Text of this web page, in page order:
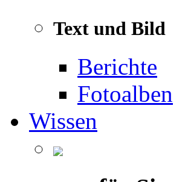
Text und Bild
Berichte
Fotoalben
Wissen